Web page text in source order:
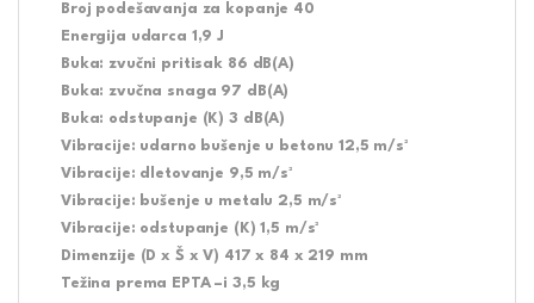
Broj podešavanja za kopanje 40
Energija udarca 1,9 J
Buka: zvučni pritisak 86 dB(A)
Buka: zvučna snaga 97 dB(A)
Buka: odstupanje (K) 3 dB(A)
Vibracije: udarno bušenje u betonu 12,5 m/s²
Vibracije: dletovanje 9,5 m/s²
Vibracije: bušenje u metalu 2,5 m/s²
Vibracije: odstupanje (K) 1,5 m/s²
Dimenzije (D x Š x V) 417 x 84 x 219 mm
Težina prema EPTA –i 3,5 kg